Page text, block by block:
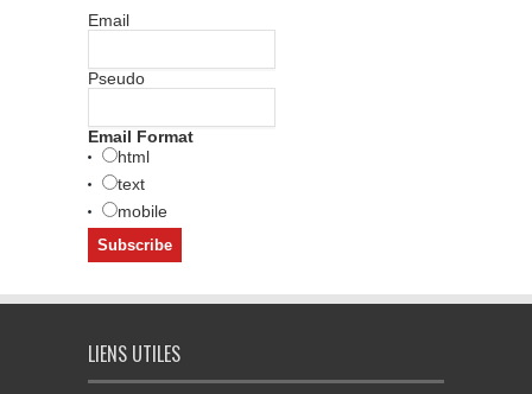
Email
Pseudo
Email Format
html
text
mobile
LIENS UTILES